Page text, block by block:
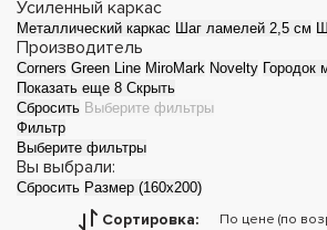
Усиленный каркас
Металлический каркас Шаг ламелей 2,5 см
Производитель
Corners Green Line MiroMark Novelty Городок
Показать еще 8 Скрыть
Сбросить Выберите фильтры
Фильтр
Выберите фильтры
Вы выбрали:
Сбросить Размер (160x200)
Сортировка: По цене (по